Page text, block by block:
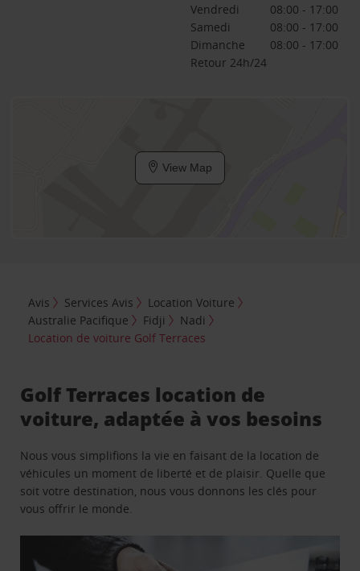
Vendredi
08:00 - 17:00
Samedi
08:00 - 17:00
Dimanche
08:00 - 17:00
Retour 24h/24
View Map
Avis Services Avis
Location Voiture
Australie Pacifique
Fidji
Nadi
Location de voiture Golf Terraces
Golf Terraces location de
voiture, adaptée à vos besoins
Nous vous simplifions la vie en faisant de la location de
véhicules un moment de liberté et de plaisir. Quelle que
soit votre destination, nous vous donnons les clés pour
vous offrir le monde.